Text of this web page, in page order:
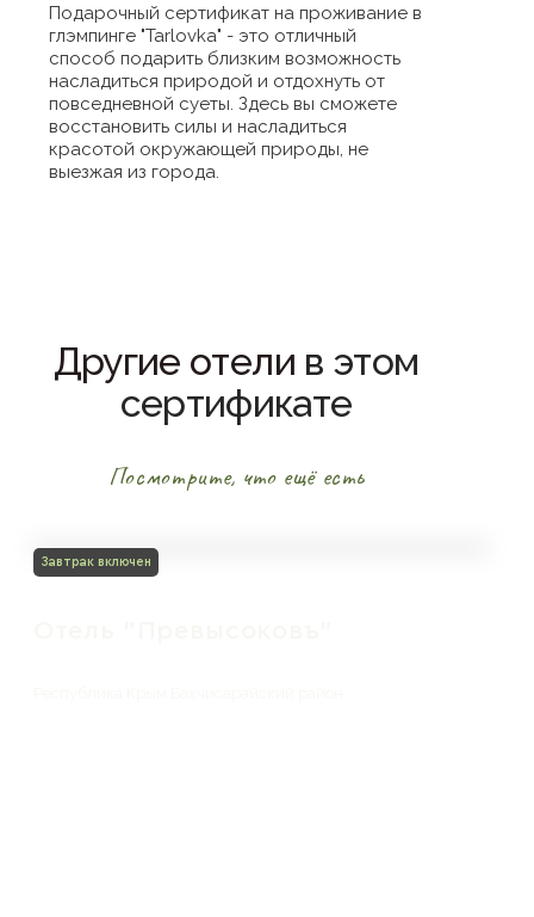
Подарочный сертификат на проживание в
глэмпинге "Tarlovka" - это отличный
способ подарить близким возможность
насладиться природой и отдохнуть от
повседневной суеты. Здесь вы сможете
восстановить силы и насладиться
красотой окружающей природы, не
выезжая из города.
Другие отели в этом
сертификате
Посмотрите, что ещё есть
Завтрак включен